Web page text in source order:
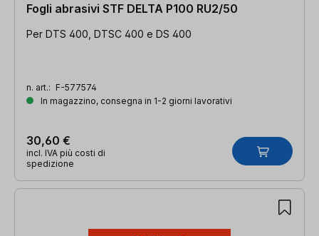
Fogli abrasivi STF DELTA P100 RU2/50
Per DTS 400, DTSC 400 e DS 400
n. art.: F-577574
In magazzino, consegna in 1-2 giorni lavorativi
30,60 €
incl. IVA più costi di
spedizione